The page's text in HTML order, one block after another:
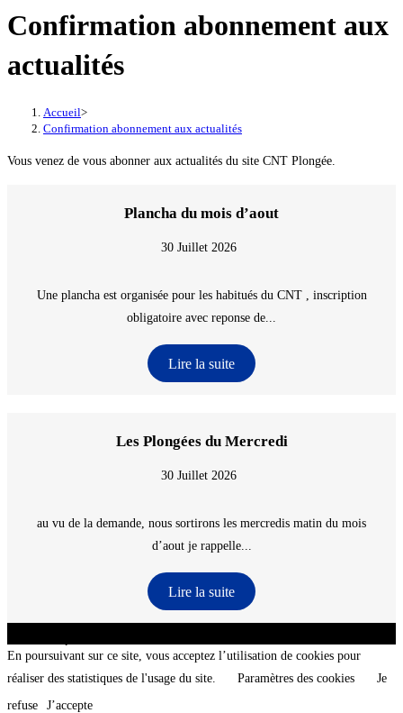
Confirmation abonnement aux
actualités
Accueil>
Confirmation abonnement aux actualités
Vous venez de vous abonner aux actualités du site CNT Plongée.
Plancha du mois d’aout
30 Juillet 2026
Une plancha est organisée pour les habitués du CNT , inscription
obligatoire avec reponse de...
Lire la suite
Les Plongées du Mercredi
30 Juillet 2026
au vu de la demande, nous sortirons les mercredis matin du mois
d’aout je rappelle...
Lire la suite
En poursuivant sur ce site, vous acceptez l’utilisation de cookies pour
réaliser des statistiques de l'usage du site.
Paramètres des cookies
Je
refuse
J’accepte